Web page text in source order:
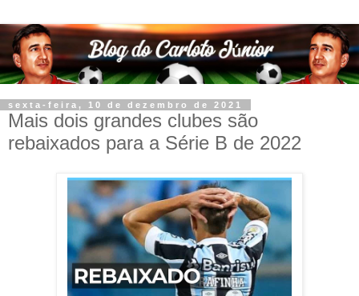
sexta-feira, 10 de dezembro de 2021
Mais dois grandes clubes são
rebaixados para a Série B de 2022